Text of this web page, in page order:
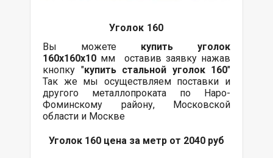
Уголок 160
Вы можете купить уголок
160х160х10 мм оставив заявку нажав
кнопку "купить стальной уголок 160"
Так же мы осуществляем поставки и
другого металлопроката по Наро-
Фоминскому району, Московской
области и Москве
Уголок 160 цена за метр от 2040 руб